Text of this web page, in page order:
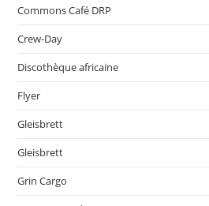
Commons Café DRP
Crew-Day
Discothèque africaine
Flyer
Gleisbrett
Gleisbrett
Grin Cargo